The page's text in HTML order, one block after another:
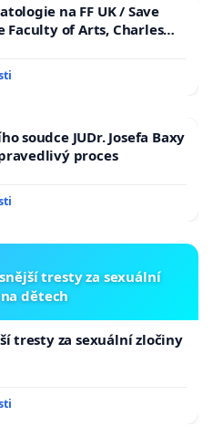
na FF UK / Save
of Arts, Charles
soudce JUDr. Josefa Baxy
proces
tresty za sexuální
dětech
tresty za sexuální zločiny